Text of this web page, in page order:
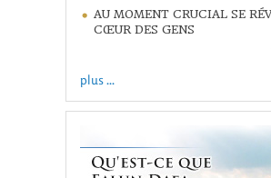
AU MOMENT CRUCIAL SE
CŒUR DES GENS
plus ...